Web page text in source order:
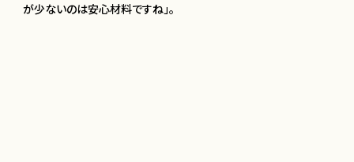
が少ないのは安心材料ですね」。